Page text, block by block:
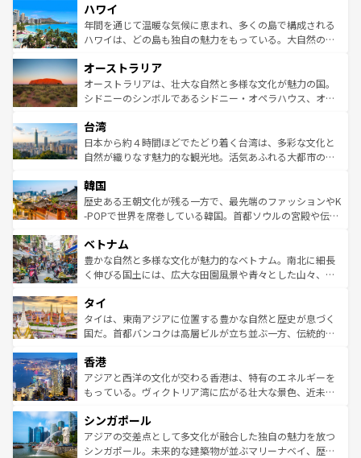
ば市内交通費無料で観光を楽しむこともできる。 なお、新
着のスイス情報はコンテンツ一覧 を参照してほしい。
のような巨大都市は、観光、ショッピング、エンターテイ
ンメントが詰まった刺激的なスポットだ。一方、アメリカ
西部には大自然が広がり、グランドキャニオンやイエロー
部のニューオーリンズでは、音楽と美食が融合した独特の
文化が魅力。旅行者はアメリカの各地域で異なる魅力を楽
しみながら、その多様性と豊かな歴史を感じることができ
ならではの贅沢な旅のスタイルだ。 なお、新着のアメリカ
情報はコンテンツ一覧を参照してほしい。
ハワイ
年間を通じて温暖な気候に恵まれ、多くの島で構成される
ハワイは、どの島も独自の魅力をもっている。大自然の神
ワイ島は見逃せない。また、定番の観光地といえばオアフ
島だが、静かな自然を求めるならマウイ島やカウアイ島が
おすすめ。エメラルドグリーンに輝く海をはじめ、豊かな
れるおもてなしの心で訪れる人々を迎えてくれるハワイの
人々、おいしいローカルフードやハワイアンミュージッ
ク、伝統的なフラダンスなど、すべてがハワイの魅力を彩
ワイを、存分に味わってほしい。 なお、新着のハワイ情報
はコンテンツ一覧を参照してほしい。
オーストラリア
オーストラリアは、壮大な自然と多様な文化が魅力の国。
シドニーのシンボルであるシドニー・オペラハウス、オー
リアリーフや大陸中央部にそびえるウルル（エアーズロッ
ク）、タスマニアの美しい原生林やケアンズの熱帯雨林な
ど、見どころがたくさん。また、カフェやワイン、オージ
いる。アクティビティも充実しており、サーフィンやダイ
ビング、ハイキングなど、アウトドア好きにはたまらな
い。オーストラリアの多彩な魅力を存分に味わいつくそ
参照してほしい。
台湾
日本から約４時間ほどでたどり着く台湾は、多彩な文化と
自然が織りなす魅力的な観光地。活気あふれる大都市の台
ン）、静ひつな山岳地帯である台湾東部など、都市の喧騒
と山間の静けさが共存しており、訪れる人に新しい発見と
驚きをもたらしてくれる。また、奥深い台湾の食文化も魅
容にもいいと評判のスイーツなど、バラエティ豊かな料理
が味わえる。 なお、新着の台湾情報は コンテンツ一覧を参
照してほしい。
韓国
歴史ある王朝文化が残る一方で、最先端のファッションやK
-POPで世界を席巻している韓国。首都ソウルの宮殿や伝統
き、地方に足を延ばせば四季折々の自然美を楽しむことが
できる。そして、キムチや焼肉、絶品のストリートフード
まで、さまざまな韓国料理が待っている。夜には、韓国な
リティに包まれながら、韓国の多彩な魅力を心ゆくまで味
わってみてほしい。 なお、新着の韓国情報はコンテンツ一
覧を参照してほしい。
ベトナム
豊かな自然と多様な文化が魅力的なベトナム。南北に細長
く伸びる国土には、広大な田園風景や青々とした山々、世
急速な発展と共に伝統が息づく。ハノイの古い町並みやホ
ーチミン市のフランス統治時代の建物も、独特の雰囲気を
醸し出している。また、バラエティの豊かさとおいしさで
とつ。フォーやバインミー、ベトナムコーヒーなどは、ぜ
ひ現地で味わいたい。どの地域を訪れてもあたたかい人々
が旅行者を迎えてくれるので、きっと忘れられない旅にな
参照してほしい。
タイ
タイは、東南アジアに位置する豊かな自然と歴史が息づく
国だ。首都バンコクは高層ビルが立ち並ぶ一方、伝統的な
の活気が交差している。北部ではチェンマイなどの山岳地
帯で自然と触れ合い、南部ではプーケットやクラビの美し
いビーチでリゾート気分を楽しむことができる。タイ料理
激する。気候は一年中温暖で、どの季節にも異なる楽しみ
が待っている。親しみやすいタイの人々、仏教を中心とし
た文化、そして多様な観光資源が、訪れる旅人を魅了し続
香港
アジアと西洋の文化が交わる香港は、特有のエネルギーを
もっている。ヴィクトリア湾に広がる壮大な景色、近未来
み、どこを訪れても感動するはず。観光スポットが密集し
ており、効率よく見どころを回れるのも魅力。息をのむよ
うな絶景から文化的な体験まで、香港を存分に楽しみ尽く
シンガポール
アジアの交差点として多文化が融合した独自の魅力を放つ
シンガポール。未来的な建築物が並ぶマリーナベイ、歴史